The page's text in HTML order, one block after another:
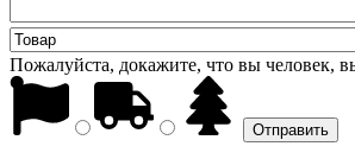
Пожалуйста, докажите, что вы человек,